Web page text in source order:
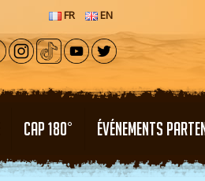
FR EN
CAP 180° ÉVÉNEMENTS